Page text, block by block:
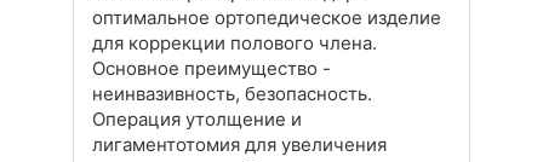
оптимальное ортопедическое изделие
для коррекции полового члена.
Основное преимущество -
неинвазивность, безопасность.
Операция утолщение и
лигаментотомия для увеличения